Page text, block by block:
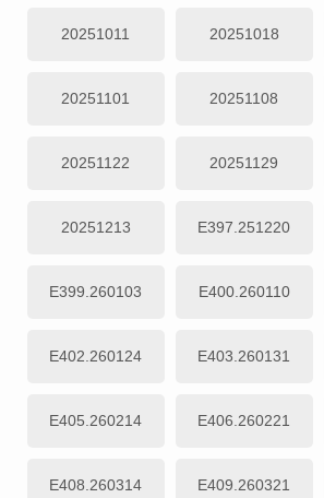
20251011 20251018
20251101 20251108
20251122 20251129
20251213 E397.251220
E399.260103 E400.260110
E402.260124 E403.260131
E405.260214 E406.260221
E408.260314 E409.260321